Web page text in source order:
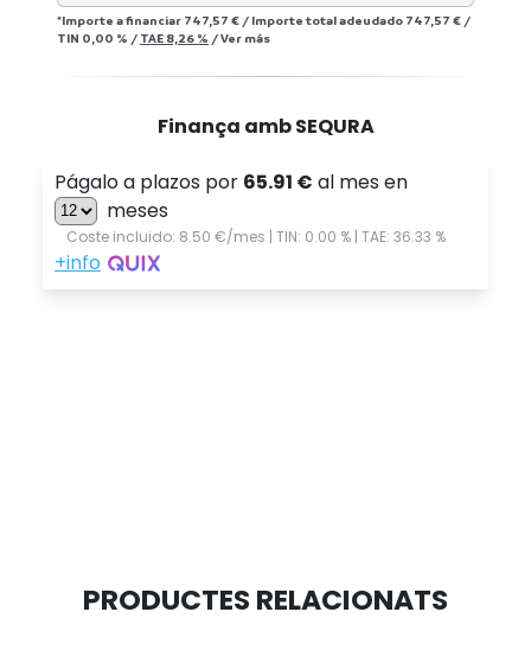
*Importe a financiar 747,57 € / Importe total adeudado 747,57 € /
TIN 0,00 % / TAE 8,26 % /Ver más
Finança amb SEQURA
PRODUCTES RELACIONATS